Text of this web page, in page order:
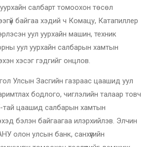
салбарт томоохон төсөл
байгаа хэдий ч Комацу, Катапиллер
уул уурхайн машин, техник
орны уул уурхайн салбарын хамтын
хэсэг гэдгийг онцлов.
Улсын Засгийн газраас цаашид уул
бодлого, чиглэлийн талаар товч
тай цаашид салбарын хамтын
бэлэн байгаагаа илэрхийлэв. Элчин
олон улсын банк, санхүүгийн